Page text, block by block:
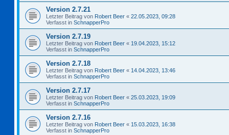
Version 2.7.21
Letzter Beitrag von Robert Beer « 22.05.2023, 09:28
Verfasst in SchnapperPro
Version 2.7.19
Letzter Beitrag von Robert Beer « 19.04.2023, 15:12
Verfasst in SchnapperPro
Version 2.7.18
Letzter Beitrag von Robert Beer « 14.04.2023, 13:46
Verfasst in SchnapperPro
Version 2.7.17
Letzter Beitrag von Robert Beer « 25.03.2023, 19:09
Verfasst in SchnapperPro
Version 2.7.16
Letzter Beitrag von Robert Beer « 15.03.2023, 16:38
Verfasst in SchnapperPro